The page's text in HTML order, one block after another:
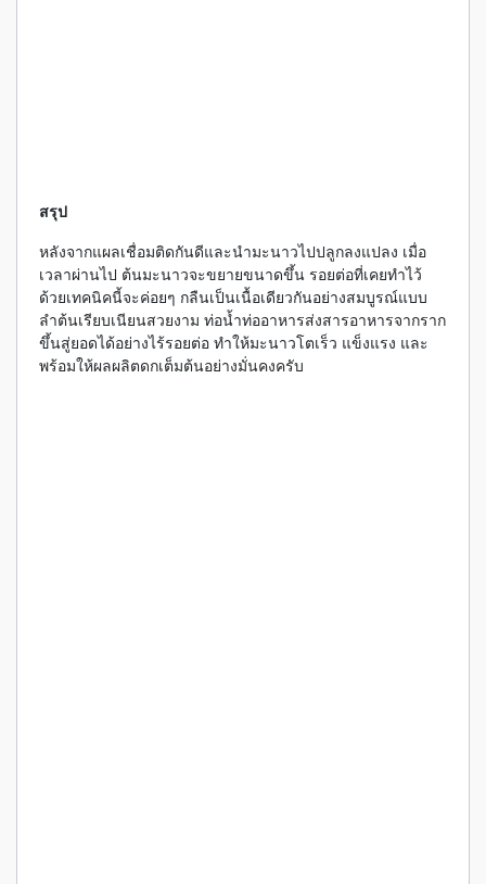
สรุป
หลังจากแผลเชื่อมติดกันดีและนำมะนาวไปปลูกลงแปลง เมื่อ
เวลาผ่านไป ต้นมะนาวจะขยายขนาดขึ้น รอยต่อที่เคยทำไว้
ด้วยเทคนิคนี้จะค่อยๆ กลืนเป็นเนื้อเดียวกันอย่างสมบูรณ์แบบ
ลำต้นเรียบเนียนสวยงาม ท่อน้ำท่ออาหารส่งสารอาหารจากราก
ขึ้นสู่ยอดได้อย่างไร้รอยต่อ ทำให้มะนาวโตเร็ว แข็งแรง และ
พร้อมให้ผลผลิตดกเต็มต้นอย่างมั่นคงครับ